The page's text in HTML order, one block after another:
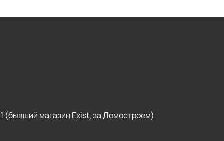
(бывший магазин Exist, за Домостроем)